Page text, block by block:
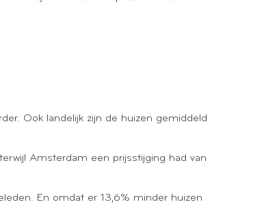
Ook landelijk zijn de huizen gemiddeld
Amsterdam een prijsstijging had van
En omdat er 13,6% minder huizen